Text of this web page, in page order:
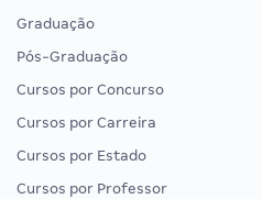
Graduação
Pós-Graduação
Cursos por Concurso
Cursos por Carreira
Cursos por Estado
Cursos por Professor